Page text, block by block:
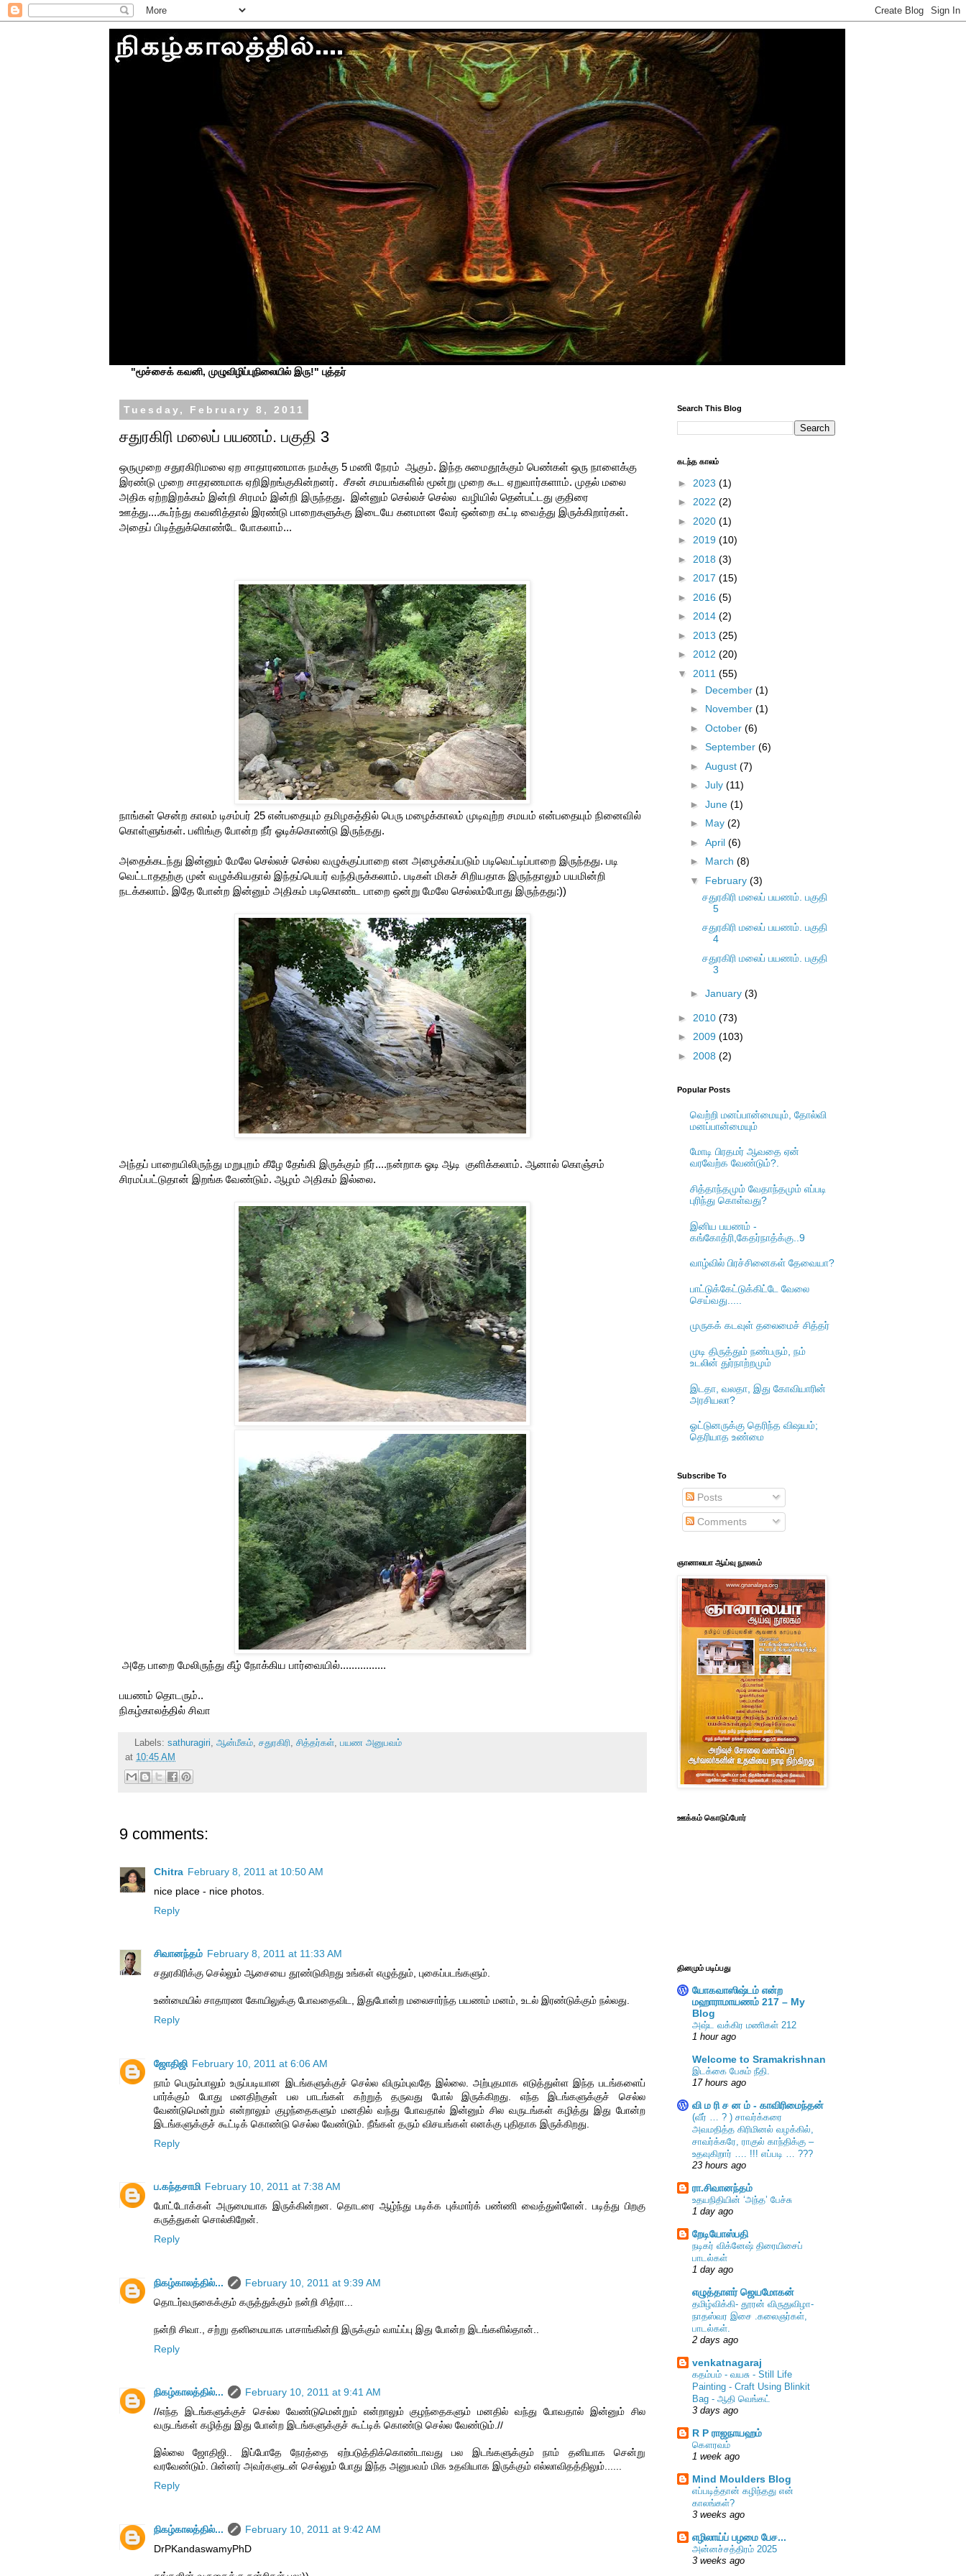
"மூச்சைக் கவனி, முழுவிழிப்புநிலையில் இரு!" புத்தர்
Tuesday, February 8, 2011
சதுரகிரி மலைப் பயணம். பகுதி 3
ஒருமுறை சதுரகிரிமலை ஏற சாதாரணமாக நமக்கு 5 மணி நேரம் ஆகும். இந்த சுமைதூக்கும் பெண்கள் ஒரு நாளைக்கு
இரண்டு முறை சாதரணமாக ஏறிஇறங்குகின்றனர். சீசன் சமயங்களில் மூன்று முறை கூட ஏறுவார்களாம். முதல் மலை
அதிக ஏற்றஇறக்கம் இன்றி சிரமம் இன்றி இருந்தது. இன்னும் செல்லச் செல்ல வழியில் தென்பட்டது குதிரை
ஊத்து....கூர்ந்து கவனித்தால் இரண்டு பாறைகளுக்கு இடையே கனமான வேர் ஒன்றை கட்டி வைத்து இருக்கிறார்கள்.
அதைப் பிடித்துக்கொண்டே போகலாம்...
நாங்கள் சென்ற காலம் டிசம்பர் 25 என்பதையும் தமிழகத்தில் பெரு மழைக்காலம் முடிவுற்ற சமயம் என்பதையும் நினைவில்
கொள்ளுங்கள். பளிங்கு போன்ற நீர் ஓடிக்கொண்டு இருந்தது.
அதைக்கடந்து இன்னும் மேலே செல்லச் செல்ல வழுக்குப்பாறை என அழைக்கப்படும் படிவெட்டிப்பாறை இருந்தது. படி
வெட்டாததற்கு முன் வழுக்கியதால் இந்தப்பெயர் வந்திருக்கலாம். படிகள் மிகச் சிறியதாக இருந்தாலும் பயமின்றி
நடக்கலாம். இதே போன்ற இன்னும் அதிகம் படிகொண்ட பாறை ஒன்று மேலே செல்லம்போது இருந்தது:))
அந்தப் பாறையிலிருந்து மறுபுறம் கீழே தேங்கி இருக்கும் நீர்....நன்றாக ஓடி ஆடி குளிக்கலாம். ஆனால் கொஞ்சம்
சிரமப்பட்டுதான் இறங்க வேண்டும். ஆழம் அதிகம் இல்லை.
அதே பாறை மேலிருந்து கீழ் நோக்கிய பார்வையில்................
பயணம் தொடரும்..
நிகழ்காலத்தில் சிவா
Labels: sathuragiri, ஆன்மீகம், சதுரகிரி, சித்தர்கள், பயண அனுபவம்
at 10:45 AM
9 comments:
Chitra February 8, 2011 at 10:50 AM
nice place - nice photos.
Reply
சிவானந்தம் February 8, 2011 at 11:33 AM
சதுரகிரிக்கு செல்லும் ஆசையை தூண்டுகிறது உங்கள் எழுத்தும், புகைப்படங்களும்.
உண்மையில் சாதாரண கோயிலுக்கு போவதைவிட, இதுபோன்ற மலைசார்ந்த பயணம் மனம், உடல் இரண்டுக்கும் நல்லது.
Reply
ஜோதிஜி February 10, 2011 at 6:06 AM
நாம் பெரும்பாலும் உருப்படியான இடங்களுக்குச் செல்ல விரும்புவதே இல்லை. அற்புதமாக எடுத்துள்ள இந்த படங்களைப்
பார்க்கும் போது மனதிற்குள் பல பாடங்கள் கற்றுத் தருவது போல் இருக்கிறது. எந்த இடங்களுக்குச் செல்ல
வேண்டுமென்றும் என்றாலும் குழந்தைகளும் மனதில் வந்து போவதால் இன்னும் சில வருடங்கள் கழித்து இது போன்ற
இடங்களுக்குச் கூட்டிக் கொண்டு செல்ல வேண்டும். நீங்கள் தரும் விசயங்கள் எனக்கு புதிதாக இருக்கிறது.
Reply
ப.கந்தசாமி February 10, 2011 at 7:38 AM
போட்டோக்கள் அருமையாக இருக்கின்றன. தொடரை ஆழ்ந்து படிக்க புக்மார்க் பண்ணி வைத்துள்ளேன். படித்து பிறகு
கருத்துகள் சொல்கிறேன்.
Reply
நிகழ்காலத்தில்...
February 10, 2011 at 9:39 AM
தொடர்வருகைக்கும் கருத்துக்கும் நன்றி சித்ரா...
நன்றி சிவா., சற்று தனிமையாக பாசாங்கின்றி இருக்கும் வாய்ப்பு இது போன்ற இடங்களில்தான்..
Reply
நிகழ்காலத்தில்...
February 10, 2011 at 9:41 AM
//எந்த இடங்களுக்குச் செல்ல வேண்டுமென்றும் என்றாலும் குழந்தைகளும் மனதில் வந்து போவதால் இன்னும் சில
வருடங்கள் கழித்து இது போன்ற இடங்களுக்குச் கூட்டிக் கொண்டு செல்ல வேண்டும்.//
இல்லை ஜோதிஜி.. இப்போதே நேரத்தை ஏற்படுத்திக்கொண்டாவது பல இடங்களுக்கும் நாம் தனியாக சென்று
வரவேண்டும். பின்னர் அவர்களுடன் செல்லும் போது இந்த அனுபவம் மிக உதவியாக இருக்கும் எல்லாவிதத்திலும்......
Reply
நிகழ்காலத்தில்...
February 10, 2011 at 9:42 AM
DrPKandaswamyPhD
Search This Blog
கடந்த காலம்
► 2023 (1)
► 2022 (2)
► 2020 (1)
► 2019 (10)
► 2018 (3)
► 2017 (15)
► 2016 (5)
► 2014 (2)
► 2013 (25)
► 2012 (20)
▼ 2011 (55)
► December (1)
► November (1)
► October (6)
► September (6)
► August (7)
► July (11)
► June (1)
► May (2)
► April (6)
► March (8)
▼ February (3)
சதுரகிரி மலைப் பயணம். பகுதி
5
சதுரகிரி மலைப் பயணம். பகுதி
4
சதுரகிரி மலைப் பயணம். பகுதி
3
► January (3)
► 2010 (73)
► 2009 (103)
► 2008 (2)
Popular Posts
வெற்றி மனப்பான்மையும், தோல்வி
மனப்பான்மையும்
மோடி பிரதமர் ஆவதை ஏன்
வரவேற்க வேண்டும்?.
சித்தாந்தமும் வேதாந்தமும் எப்படி
புரிந்து கொள்வது?
இனிய பயணம் -
கங்கோத்ரி,கேதர்நாத்க்கு..9
வாழ்வில் பிரச்சினைகள் தேவையா?
பாட்டுக்கேட்டுக்கிட்டே வேலை
செய்வது.....
முருகக் கடவுள் தலைமைச் சித்தர்
முடி திருத்தும் நண்பரும், நம்
உடலின் துர்நாற்றமும்
இடதா, வலதா, இது கோவியாரின்
அரசியலா?
ஓட்டுனருக்கு தெரிந்த விஷயம்;
தெரியாத உண்மை
Subscribe To
Posts
Comments
ஞானாலயா ஆய்வு நூலகம்
ஊக்கம் கொடுப்போர்
தினமும் படிப்பது
யோகவாஸிஷ்டம் என்ற
மஹாராமாயணம் 217 – My
Blog
அஷ்ட வக்கிர மணிகள் 212
1 hour ago
Welcome to Sramakrishnan
இடக்கை பேசும் நீதி.
17 hours ago
வி ம ரி ச ன ம் - காவிரிமைந்தன்
(வீர் … ? ) சாவர்க்கரை
அவமதித்த கிரிமினல் வழக்கில்,
சாவர்க்கரே, ராகுல் காந்திக்கு –
உதவுகிறார் …. !!! எப்படி … ???
23 hours ago
ரா.சிவானந்தம்
உதயநிதியின் ‘அந்த’ பேச்சு
1 day ago
றேடியோஸ்பதி
நடிகர் விக்னேஷ் திரையிசைப்
பாடல்கள்
1 day ago
எழுத்தாளர் ஜெயமோகன்
தமிழ்விக்கி- தூரன் விருதுவிழா-
நாதஸ்வர இசை .கலைஞர்கள்,
பாடல்கள்.
2 days ago
venkatnagaraj
கதம்பம் - வயசு - Still Life
Painting - Craft Using Blinkit
Bag - ஆதி வெங்கட்
3 days ago
R P ராஜநாயஹம்
கௌரவம்
1 week ago
Mind Moulders Blog
எப்படித்தான் கழிந்தது என்
காலங்கள்?
3 weeks ago
எழிலாய்ப் பழமை பேச...
அன்னச்சத்திரம் 2025
3 weeks ago